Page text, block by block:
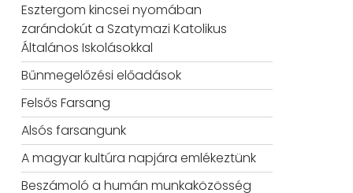
Esztergom kincsei nyomában
zarándokút a Szatymazi Katolikus
Általános Iskolásokkal
Bűnmegelőzési előadások
Felsős Farsang
Alsós farsangunk
A magyar kultúra napjára emlékeztünk
Beszámoló a humán munkaközösség